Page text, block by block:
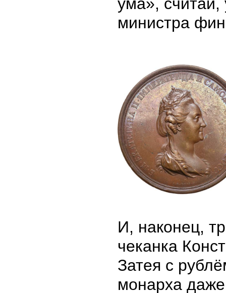
министра
И, наконец,
чеканка
Затея с
монарха